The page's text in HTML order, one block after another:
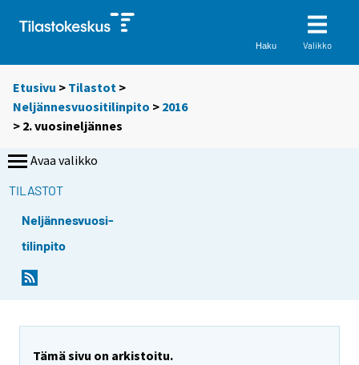
Haku Valikko
Etusivu > Tilastot >
Neljännesvuositilinpito > 2016
> 2. vuosineljännes
Avaa valikko
TILASTOT
Neljännesvuosi-
tilinpito
Tämä sivu on arkistoitu.